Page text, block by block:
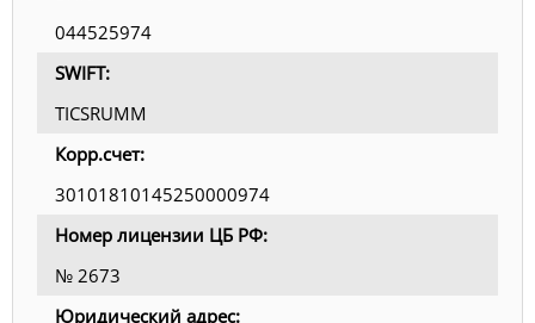
044525974
SWIFT:
TICSRUMM
Корр.счет:
30101810145250000974
Номер лицензии ЦБ РФ:
№ 2673
Юридический адрес: